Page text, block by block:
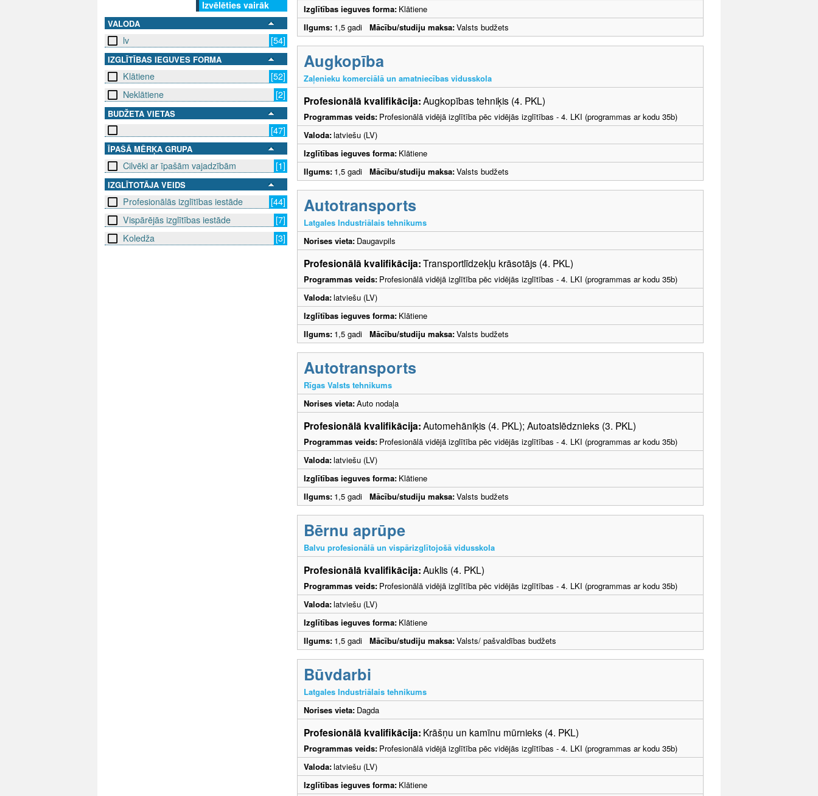
Izvēlēties vairāk
VALODA
lv [54]
IZGLĪTĪBAS IEGUVES FORMA
Klātiene
[52]
Neklātiene
[2]
BUDŽETA VIETAS
[47]
ĪPAŠĀ MĒRĶA GRUPA
Cilvēki ar īpašām vajadzībām [1]
IZGLĪTOTĀJA VEIDS
Profesionālās izglītības iestāde
[44]
Vispārējās izglītības iestāde
[7]
Koledža
[3]
Izglītības ieguves forma: Klātiene
Ilgums: 1,5 gadi Mācību/studiju maksa:Valsts budžets
Augkopība
Zaļenieku komerciālā un amatniecības vidusskola
Profesionālā kvalifikācija:Augkopības tehniķis (4. PKL)
Programmas veids: Profesionālā vidējā izglītība pēc vidējās izglītības - 4. LKI (programmas ar kodu 35b)
Valoda:latviešu (LV)
Izglītības ieguves forma: Klātiene
Ilgums: 1,5 gadi Mācību/studiju maksa:Valsts budžets
Autotransports
Latgales Industriālais tehnikums
Norises vieta: Daugavpils
Profesionālā kvalifikācija:Transportlīdzekļu krāsotājs (4. PKL)
Programmas veids: Profesionālā vidējā izglītība pēc vidējās izglītības - 4. LKI (programmas ar kodu 35b)
Valoda:latviešu (LV)
Izglītības ieguves forma: Klātiene
Ilgums: 1,5 gadi Mācību/studiju maksa:Valsts budžets
Autotransports
Rīgas Valsts tehnikums
Norises vieta:Auto nodaļa
Profesionālā kvalifikācija:Automehāniķis (4. PKL); Autoatslēdznieks (3. PKL)
Programmas veids: Profesionālā vidējā izglītība pēc vidējās izglītības - 4. LKI (programmas ar kodu 35b)
Valoda:latviešu (LV)
Izglītības ieguves forma: Klātiene
Ilgums: 1,5 gadi Mācību/studiju maksa:Valsts budžets
Bērnu aprūpe
Balvu profesionālā un vispārizglītojošā vidusskola
Profesionālā kvalifikācija:Auklis (4. PKL)
Programmas veids: Profesionālā vidējā izglītība pēc vidējās izglītības - 4. LKI (programmas ar kodu 35b)
Valoda:latviešu (LV)
Izglītības ieguves forma: Klātiene
Ilgums: 1,5 gadi Mācību/studiju maksa:Valsts/ pašvaldības budžets
Būvdarbi
Latgales Industriālais tehnikums
Norises vieta: Dagda
Profesionālā kvalifikācija: Krāšņu un kamīnu mūrnieks (4. PKL)
Programmas veids: Profesionālā vidējā izglītība pēc vidējās izglītības - 4. LKI (programmas ar kodu 35b)
Valoda:latviešu (LV)
Izglītības ieguves forma: Klātiene